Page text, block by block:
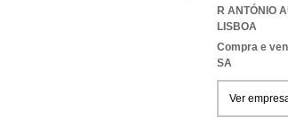
R ANTÓNIO
LISBOA
Compra e
SA
Ver